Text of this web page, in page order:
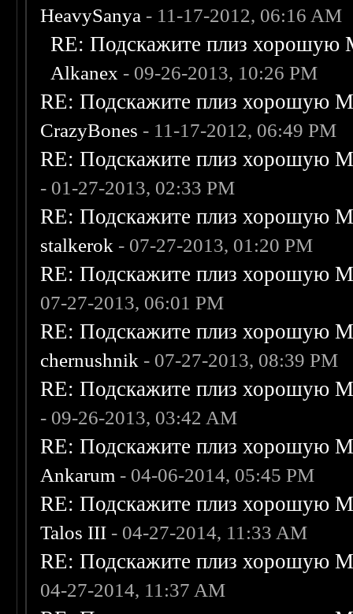
HeavySanya - 11-17-2012, 06:16 AM
RE: Подскажите плиз хорошую
Alkanex - 09-26-2013, 10:26 PM
RE: Подскажите плиз хорошую
CrazyBones - 11-17-2012, 06:49 PM
RE: Подскажите плиз хорошую
- 01-27-2013, 02:33 PM
RE: Подскажите плиз хорошую
stalkerok - 07-27-2013, 01:20 PM
RE: Подскажите плиз хорошую
07-27-2013, 06:01 PM
RE: Подскажите плиз хорошую
chernushnik - 07-27-2013, 08:39 PM
RE: Подскажите плиз хорошую
- 09-26-2013, 03:42 AM
RE: Подскажите плиз хорошую
Ankarum - 04-06-2014, 05:45 PM
RE: Подскажите плиз хорошую
Talos III - 04-27-2014, 11:33 AM
RE: Подскажите плиз хорошую
04-27-2014, 11:37 AM